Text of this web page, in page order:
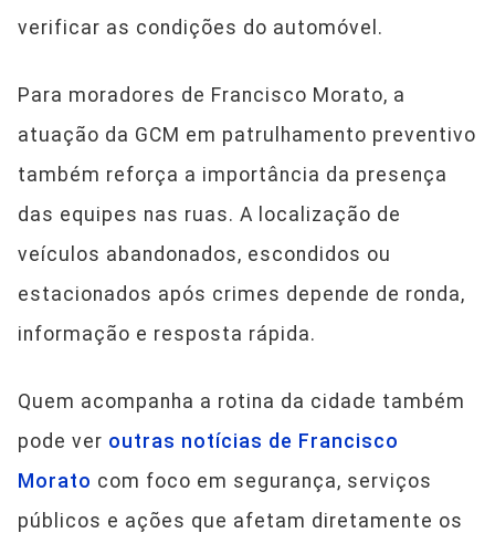
verificar as condições do automóvel.
Para moradores de Francisco Morato, a
atuação da GCM em patrulhamento preventivo
também reforça a importância da presença
das equipes nas ruas. A localização de
veículos abandonados, escondidos ou
estacionados após crimes depende de ronda,
informação e resposta rápida.
Quem acompanha a rotina da cidade também
pode ver outras notícias de Francisco
Morato com foco em segurança, serviços
públicos e ações que afetam diretamente os